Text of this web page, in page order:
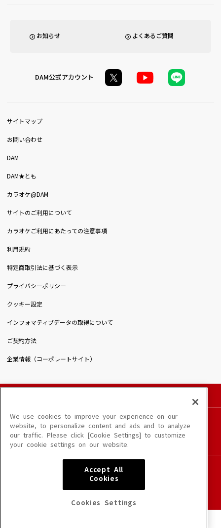
お知らせ よくあるご質問
DAM公式アカウント
サイトマップ
お問い合わせ
DAM
DAM★とも
カラオケ@DAM
サイトのご利用について
カラオケご利用にあたっての注意事項
利用規約
特定商取引法に基づく表示
プライバシーポリシー
クッキー設定
インフォマティブデータの取得について
ご契約方法
企業情報（コーポレートサイト）
このサイトに掲載されている一切の文章・画像・写真・動画・音声等を、手段や形態を
問わず、著作権法の定める範囲を超えて無断で複製、転載、ファイル化などすることを
禁じます。
楽曲及びコンテンツは、端末や配信状況によりご利用いただけない場合があります。
楽曲によりMYリスト保存ができない場合があります。
6602250213Y31015 6602250112Y38026 6602250240Y31015
NexTone許諾番号
ID000002945 ID000002947 ID000002937 ID000002938
We use cookies to improve your experience on our
website, to personalize content and ads and to analyze
our traffic. Please click [Cookie Settings] to customize
your cookie settings on our website.
Accept All
Cookies
Cookies Settings